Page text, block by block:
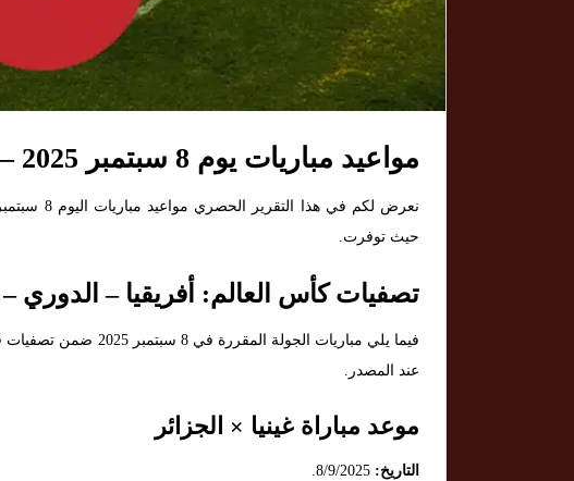
مواعيد مباريات يوم 8 سبتمبر 2025 — محدث وحصري
حيث توفرت.
تصفيات كأس العالم: أفريقيا – الدوري – 8 سبتمبر 2025
فيما يلي مباريات
عند المصدر.
موعد مباراة غينيا × الجزائر
التاريخ: